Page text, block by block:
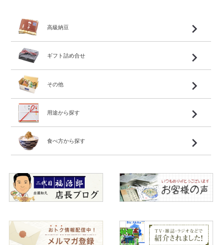
高級納豆
ギフト詰め合せ
その他
用途から探す
食べ方から探す